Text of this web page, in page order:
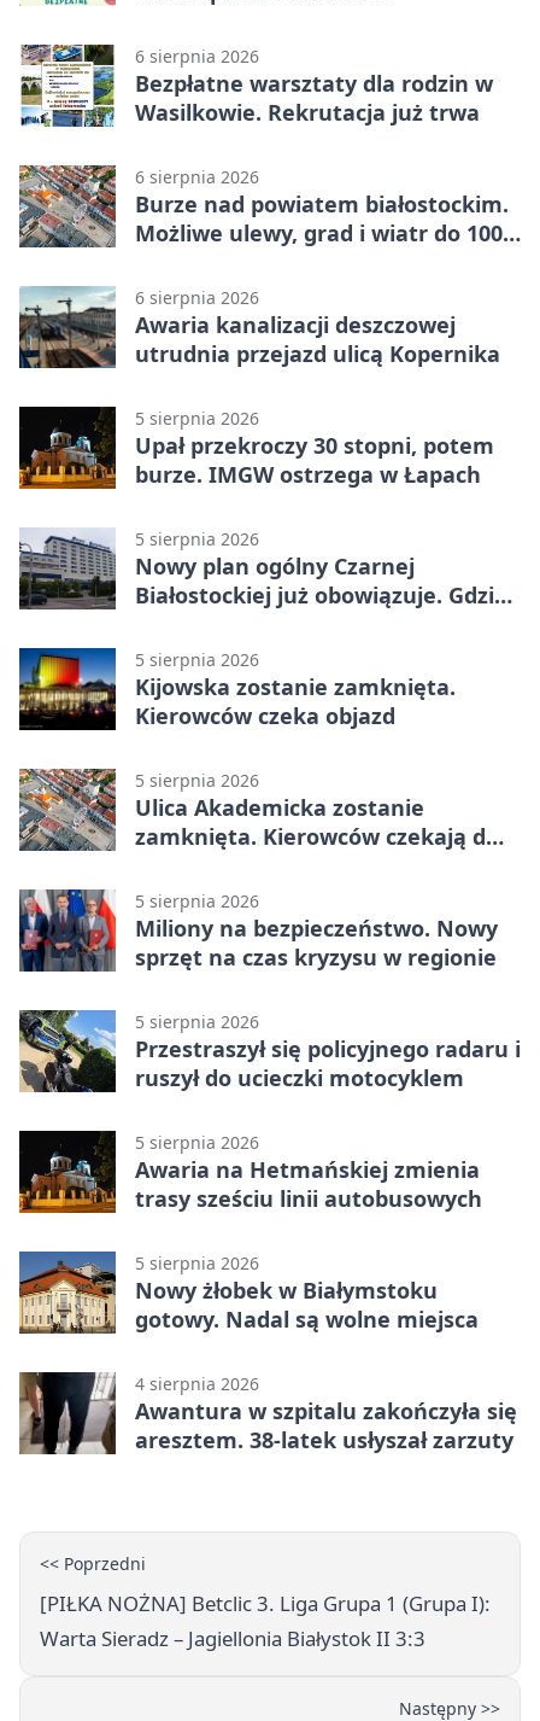
6 sierpnia 2026
Bezpłatne warsztaty dla rodzin w
Wasilkowie. Rekrutacja już trwa
6 sierpnia 2026
Burze nad powiatem białostockim.
Możliwe ulewy, grad i wiatr do 100
6 sierpnia 2026
Awaria kanalizacji deszczowej
utrudnia przejazd ulicą Kopernika
5 sierpnia 2026
Upał przekroczy 30 stopni, potem
burze. IMGW ostrzega w Łapach
5 sierpnia 2026
Nowy plan ogólny Czarnej
Białostockiej już obowiązuje. Gdzie
5 sierpnia 2026
Kijowska zostanie zamknięta.
Kierowców czeka objazd
5 sierpnia 2026
Ulica Akademicka zostanie
zamknięta. Kierowców czekają dwa
5 sierpnia 2026
Miliony na bezpieczeństwo. Nowy
sprzęt na czas kryzysu w regionie
5 sierpnia 2026
Przestraszył się policyjnego radaru i
ruszył do ucieczki motocyklem
5 sierpnia 2026
Awaria na Hetmańskiej zmienia
trasy sześciu linii autobusowych
5 sierpnia 2026
Nowy żłobek w Białymstoku
gotowy. Nadal są wolne miejsca
4 sierpnia 2026
Awantura w szpitalu zakończyła się
aresztem. 38-latek usłyszał zarzuty
<< Poprzedni
[PIŁKA NOŻNA] Betclic 3. Liga Grupa 1 (Grupa I):
Warta Sieradz – Jagiellonia Białystok II 3:3
Następny >>